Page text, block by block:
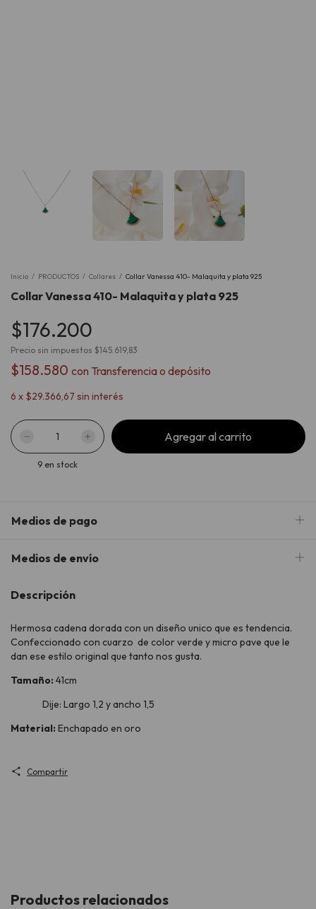
Inicio / PRODUCTOS / Collares / Collar Vanessa 410- Malaquita y plata 925
Collar Vanessa 410- Malaquita y plata 925
$176.200
Precio sin impuestos $145.619,83
$158.580 con Transferencia o depósito
6 x $29.366,67 sin interés
9en stock
Medios de pago
Medios de envío
Descripción
Hermosa cadena dorada con un diseño unico que es tendencia.
Confeccionado con cuarzo de color verde y micro pave que le
dan ese estilo original que tanto nos gusta.
Tamaño: 41cm
Dije: Largo 1,2 y ancho 1,5
Material: Enchapado en oro
Compartir
Productos relacionados